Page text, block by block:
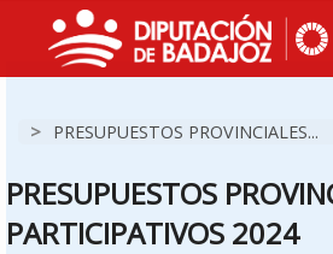
> PRESUPUESTOS PROVINCIALES...
PRESUPUESTOS
PARTICIPATIVOS 2024